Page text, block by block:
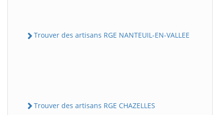
Trouver des artisans RGE NANTEUIL-EN-VALLEE
Trouver des artisans RGE CHAZELLES